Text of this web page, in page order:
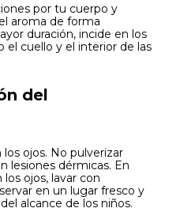
por tu cuerpo y
aroma de forma
duración, incide en los
el cuello y el interior de las
del
ojos. No pulverizar
lesiones dérmicas. En
ojos, lavar con
en un lugar fresco y
alcance de los niños.